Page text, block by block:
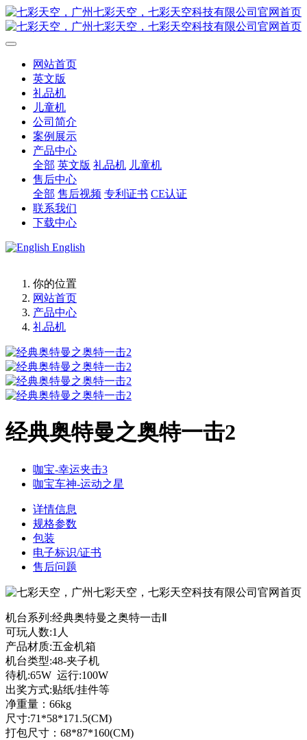
网站首页
英文版
礼品机
儿童机
公司简介
案例展示
产品中心
全部 英文版 礼品机 儿童机
售后中心
全部 售后视频 专利证书 CE认证
联系我们
下载中心
English
你的位置
网站首页
产品中心
礼品机
经典奥特曼之奥特一击2
咖宝-幸运夹击3
咖宝车神-运动之星
详情信息
规格参数
包装
电子标识/证书
售后问题
机台系列:经典奥特曼之奥特一击Ⅱ
可玩人数:1人
产品材质:五金机箱
机台类型:48-夹子机
待机:65W 运行:100W
出奖方式:贴纸/挂件等
净重量：66kg
尺寸:71*58*171.5(CM)
打包尺寸：68*87*160(CM)